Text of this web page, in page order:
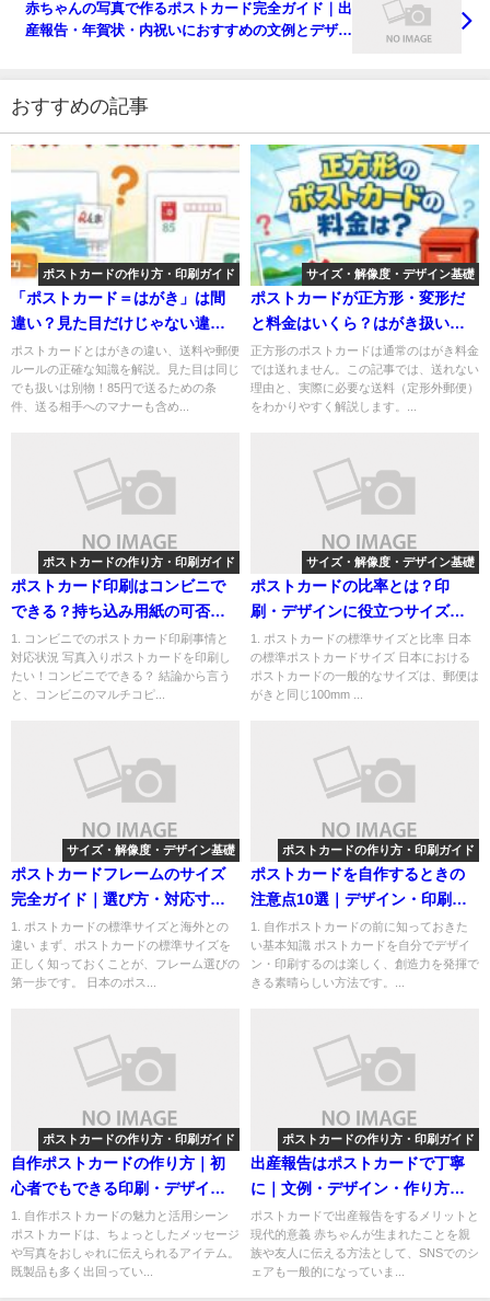
赤ちゃんの写真で作るポストカード完全ガイド｜出
産報告・年賀状・内祝いにおすすめの文例とデザイ
おすすめの記事
ポストカードの作り方・印刷ガイド
「ポストカード＝はがき」は間
違い？見た目だけじゃない違い
を徹底比較
ポストカードとはがきの違い、送料や郵便
ルールの正確な知識を解説。見た目は同じ
でも扱いは別物！85円で送るための条
件、送る相手へのマナーも含め...
サイズ・解像度・デザイン基礎
ポストカードが正方形・変形だ
と料金はいくら？はがき扱いに
ならない理由
正方形のポストカードは通常のはがき料金
では送れません。この記事では、送れない
理由と、実際に必要な送料（定形外郵便）
をわかりやすく解説します。...
ポストカードの作り方・印刷ガイド
ポストカード印刷はコンビニで
できる？持ち込み用紙の可否と
対応方法を徹底解説
1. コンビニでのポストカード印刷事情と
対応状況 写真入りポストカードを印刷し
たい！コンビニでできる？ 結論から言う
と、コンビニのマルチコピ...
サイズ・解像度・デザイン基礎
ポストカードの比率とは？印
刷・デザインに役立つサイズと
縦横比の基礎知識
1. ポストカードの標準サイズと比率 日本
の標準ポストカードサイズ 日本における
ポストカードの一般的なサイズは、郵便は
がきと同じ100mm ...
サイズ・解像度・デザイン基礎
ポストカードフレームのサイズ
完全ガイド｜選び方・対応寸
法・おすすめ商品まとめ
1. ポストカードの標準サイズと海外との
違い まず、ポストカードの標準サイズを
正しく知っておくことが、フレーム選びの
第一歩です。 日本のポス...
ポストカードの作り方・印刷ガイド
ポストカードを自作するときの
注意点10選｜デザイン・印刷・
著作権・郵送マナーまで解説
1. 自作ポストカードの前に知っておきた
い基本知識 ポストカードを自分でデザイ
ン・印刷するのは楽しく、創造力を発揮で
きる素晴らしい方法です。...
ポストカードの作り方・印刷ガイド
自作ポストカードの作り方｜初
心者でもできる印刷・デザイ
ン・素材選びのコツ
1. 自作ポストカードの魅力と活用シーン
ポストカードは、ちょっとしたメッセージ
や写真をおしゃれに伝えられるアイテム。
既製品も多く出回ってい...
ポストカードの作り方・印刷ガイド
出産報告はポストカードで丁寧
に｜文例・デザイン・作り方完
全ガイド
ポストカードで出産報告をするメリットと
現代的意義 赤ちゃんが生まれたことを親
族や友人に伝える方法として、SNSでのシ
ェアも一般的になっていま...